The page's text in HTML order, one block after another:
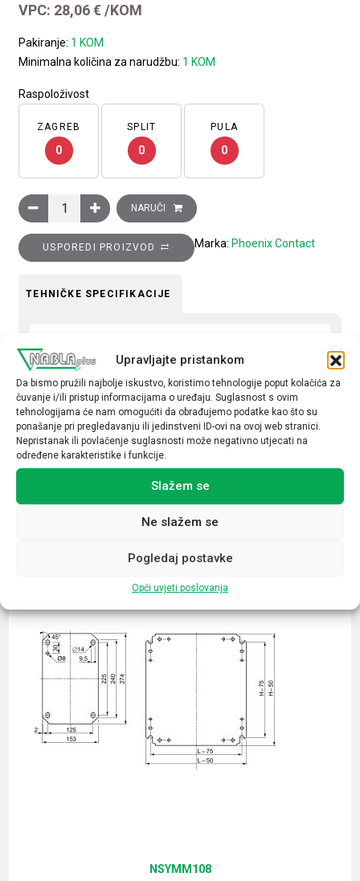
Upravljajte pristankom
Da bismo pružili najbolje iskustvo, koristimo tehnologije poput kolačića za
čuvanje i/ili pristup informacijama o uređaju. Suglasnost s ovim
tehnologijama će nam omogućiti da obrađujemo podatke kao što su
ponašanje pri pregledavanju ili jedinstveni ID-ovi na ovoj web stranici.
Nepristanak ili povlačenje suglasnosti može negativno utjecati na
određene karakteristike i funkcije.
Slažem se
Ne slažem se
Pogledaj postavke
Opći uvjeti poslovanja
VPC: 28,06€ /KOM
Pakiranje: 1 KOM
Minimalna količina za narudžbu: 1 KOM
Raspoloživost
ZAGREB
0
SPLIT
0
PULA
0
Konektor ženski HAVYCON 24, 24 pozicije, vijčani priključak
NARUČI
USPOREDI PROIZVOD Marka: Phoenix Contact
TEHNIČKE SPECIFIKACIJE
B48
Tip
Ženski
Povezani proizvodi
NSYMM108